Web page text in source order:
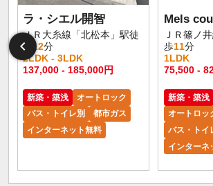
ラ・シエル開智
ＪＲ大糸線「北松本」駅徒
歩
12分
2LDK - 3LDK
137,000 - 185,000円
新築・築浅
オートロック
バス・トイレ別
都市ガス
インターネット無料
Mels
ＪＲ篠ノ
歩11分
1LDK
75,500 -
新築・築浅
オートロッ
バス・トイ
インターネ